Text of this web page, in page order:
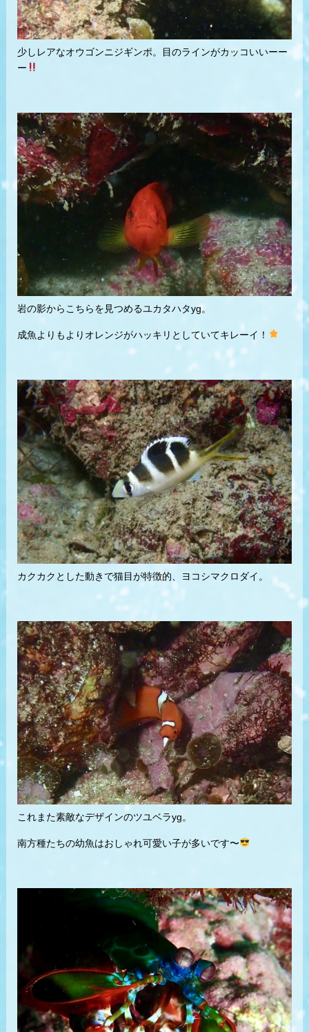
少しレアなオウゴンニジギンポ。目のラインがカッコいいーー
ー
岩の影からこちらを見つめるユカタハタyg。
成魚よりもよりオレンジがハッキリとしていてキレーイ！
カクカクとした動きで猫目が特徴的、ヨコシマクロダイ。
これまた素敵なデザインのツユベラyg。
南方種たちの幼魚はおしゃれ可愛い子が多いです〜